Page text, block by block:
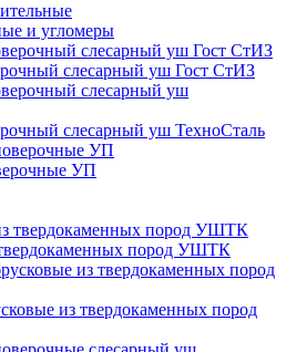
и угломеры
слесарный уш Гост СтИЗ
слесарный уш ТехноСталь
УП
пород УШТК
из твердокаменных пород